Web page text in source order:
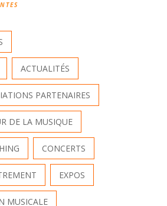
ACTUALITÉS
PARTENAIRES
DE LA MUSIQUE
CONCERTS
EXPOS
MUSICALE